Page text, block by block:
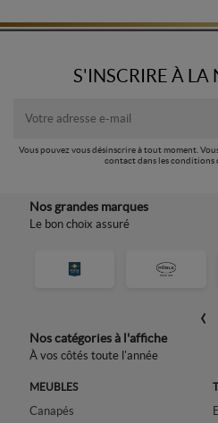
S'INSCRIRE À LA
Vous pouvez vous désinscrire à tout moment.
contact dans les conditions
Nos grandes marques
Le bon choix assuré
‹
Nos catégories à l'affiche
À vos côtés toute l'année
MEUBLES
Canapés